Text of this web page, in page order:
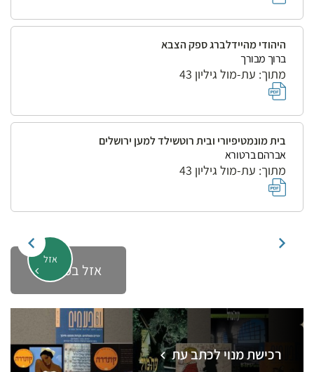
היהודי מהיידלברג ספק הצבא
ברוך מבורך
מתוך: עת-מול גיליון 43
בית מונמטיפיורי ובית רוטשילד למען ירושלים
אברהם ברטורא
מתוך: עת-מול גיליון 43
אזל
אזל במלאי
רכישת מנוי לכתב עת